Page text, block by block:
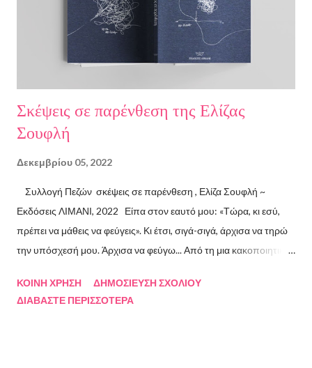
Σκέψεις σε παρένθεση της Ελίζας
Σουφλή
Δεκεμβρίου 05, 2022
Συλλογή Πεζών σκέψεις σε παρένθεση , Ελίζα Σουφλή ~
Εκδόσεις ΛΙΜΑΝΙ, 2022 Είπα στον εαυτό μου: «Τώρα, κι εσύ,
πρέπει να μάθεις να φεύγεις». Κι έτσι, σιγά-σιγά, άρχισα να τηρώ
την υπόσχεσή μου. Άρχισα να φεύγω... Από τη μια κακοποιητική
συμβάσεις ασύμβατες με το εγώ μου, από ταμπέλες που
ΚΟΙΝΉ ΧΡΉΣΗ
ΔΗΜΟΣΊΕΥΣΗ ΣΧΟΛΊΟΥ
ΔΙΑΒΆΣΤΕ ΠΕΡΙΣΣΌΤΕΡΑ